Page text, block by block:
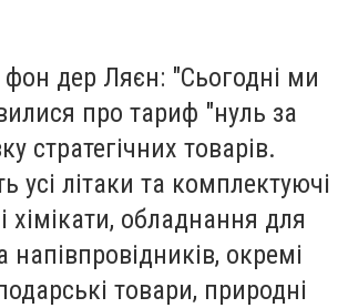
дер Ляєн: "Сьогодні ми
про тариф "нуль за
стратегічних товарів.
усі літаки та комплектуючі
хімікати, обладнання для
окремі
товари, природні